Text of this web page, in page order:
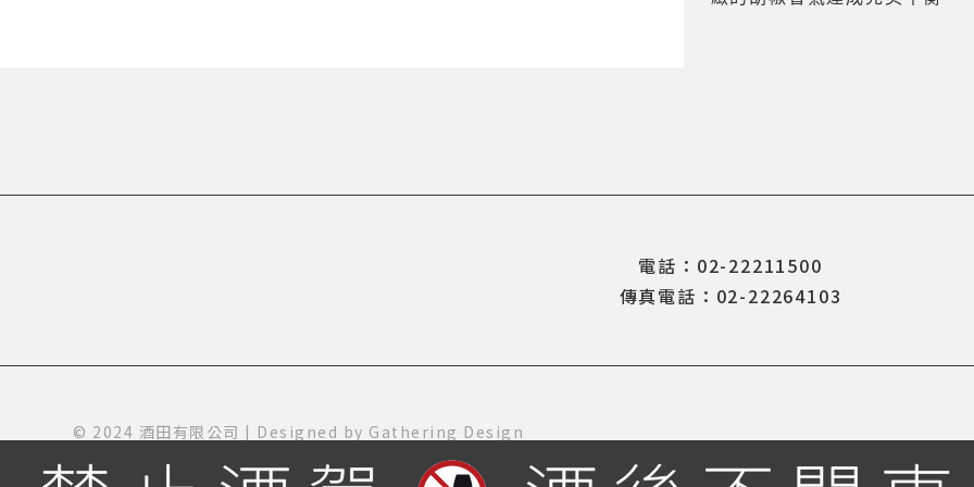
電話：02-22211500
傳真電話：02-22264103
© 2024 酒田有限公司 | Designed by Gathering Design